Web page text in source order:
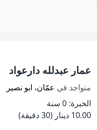
عمار عبدلله دارعواد
متواجد في عمّان، ابو نصير
الخبرة: 0 سنة
10.00 دينار
(30 دقيقة)